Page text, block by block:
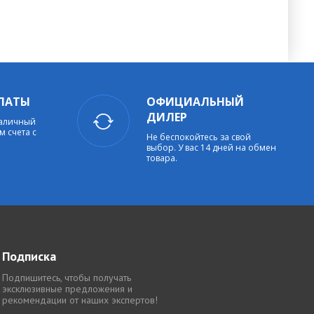
счета с
ОФИЦИАЛЬНЫЙ
ДИЛЕР
Не беспокойтесь за свой
выбор. У вас 14 дней на обмен
товара.
Подписка
Подпишитесь, чтобы получать
эксклюзивные предложения и
рекомендации от наших экспертов!